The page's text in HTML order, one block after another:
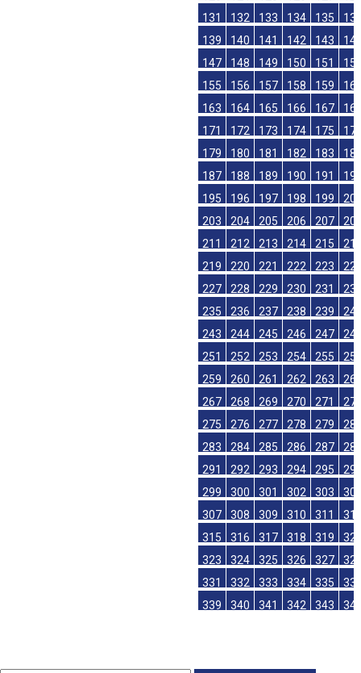
131
132 133 134 135
139
140 141 142 143
147
148 149 150 151
155
156 157 158 159
163
164 165 166 167
171
172 173 174 175
179
180 181 182 183
187
188 189 190 191
195
196 197 198 199
203
204 205 206 207
211
212 213 214 215
219
220 221 222 223
227
228 229 230 231
235
236 237 238 239
243
244 245 246 247
251
252 253 254 255
259
260 261 262 263
267
268 269 270 271
275
276 277 278 279
283
284 285 286 287
291
292 293 294 295
299
300 301 302 303
307
308 309 310 311
315
316 317 318 319
323
324 325 326 327
331
332 333 334 335
339
340 341 342 343